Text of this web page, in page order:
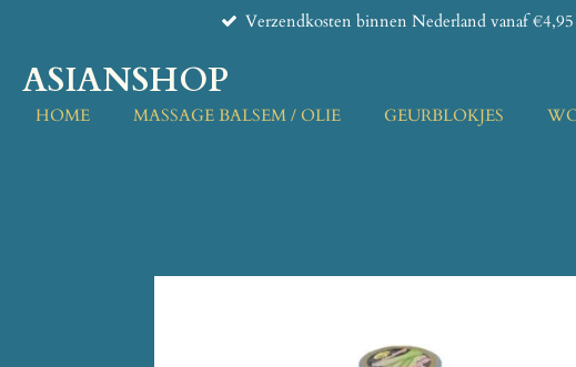
naar
de
hoofdinhoud
Verzendkosten binnen Nederland vanaf
ASIANSHOP
HOME MASSAGE BALSEM / OLIE GEURBLOKJES